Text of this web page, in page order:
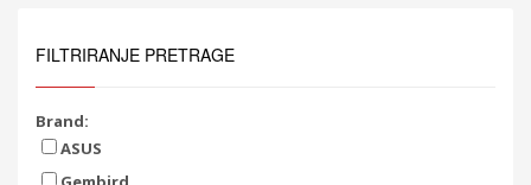
FILTRIRANJE PRETRAGE
Brand:
ASUS